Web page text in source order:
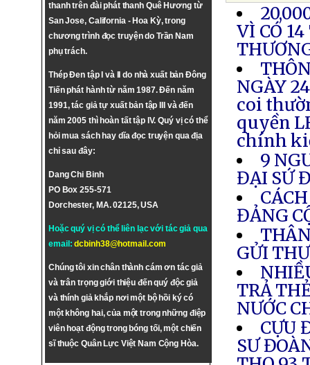
thanh trên đài phát thanh Quê Hương từ
San Jose, California - Hoa Kỳ, trong
chương trình đọc truyện do Trần Nam
phụ trách.
Thép Đen tập I và II do nhà xuất bản Đông
Tiến phát hành từ năm 1987. Đến năm
1991, tác giả tự xuất bản tập III và đến
năm 2005 thì hoàn tất tập IV. Quý vị có thể
hỏi mua sách hay dĩa đọc truyện qua địa
chỉ sau đây:
Dang Chi Binh
PO Box 255-571
Dorchester, MA. 02125, USA
Hoặc quý vị có thể liên lạc với tác giả qua
email:dcbinh38@hotmail.com
Chúng tôi xin chân thành cám ơn tác giả
và trân trọng giới thiệu đến quý độc giả
và thính giả khắp nơi một bộ hồi ký có
một không hai, của một trong những điệp
viên hoạt động trong bóng tối, một chiến
sĩ thuộc Quân Lực Việt Nam Cộng Hòa.
VÌ CÓ
NGÀY
coi
quyền
chính
9
ĐẠI SỨ
ĐẢNG
GỬI
TRẢ
NƯỚC
CỰU
SƯ